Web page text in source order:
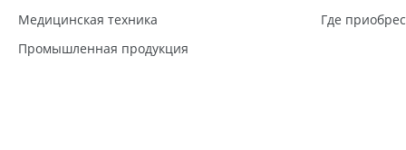
Медицинская техника
Промышленная продукция
Где